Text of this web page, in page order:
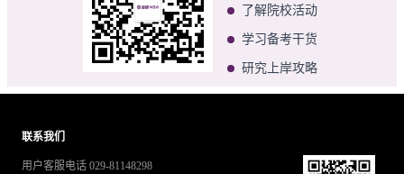
了解院校活动
学习备考干货
研究上岸攻略
联系我们
用户客服电话 029-81148298